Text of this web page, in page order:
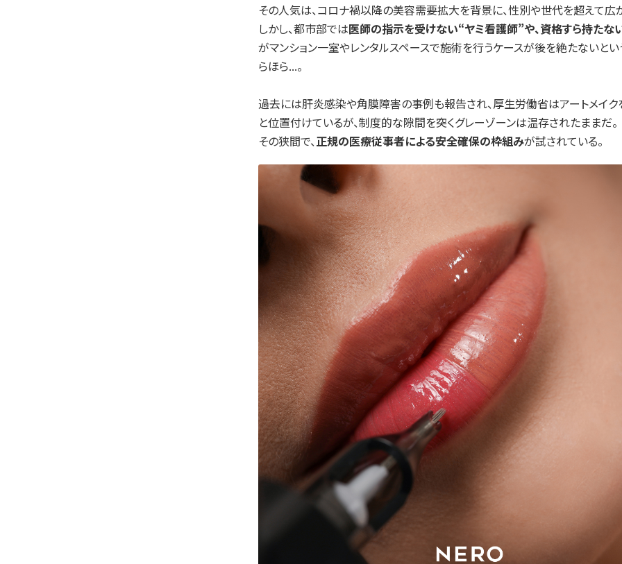
その人気は、コロナ禍以降の美容需要拡大を背景に、性別や世代を超えて広
しかし、都市部では医師の指示を受けない“ヤミ看護師”や、資格すら持たな
がマンション一室やレンタルスペースで施術を行うケースが後を絶たないと
らほら...。
過去には肝炎感染や角膜障害の事例も報告され、厚生労働省はアートメイク
と位置付けているが、制度的な隙間を突くグレーゾーンは温存されたままだ。
その狭間で、正規の医療従事者による安全確保の枠組みが試されている。